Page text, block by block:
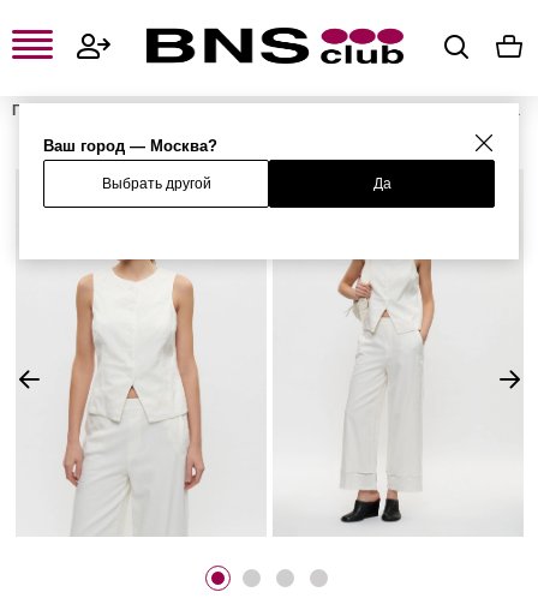
Ваш город — Москва?
Выбрать другой Да
Главная
Женская одежда
%